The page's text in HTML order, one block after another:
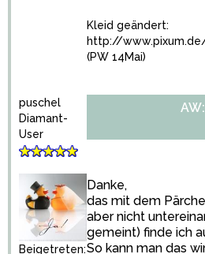
Kleid geändert:
http://
(PW 14Mai)
puschel
Diamant-
User
Beigetreten:
Danke,
das mit dem
aber nicht
gemeint) finde ich
So kann man das